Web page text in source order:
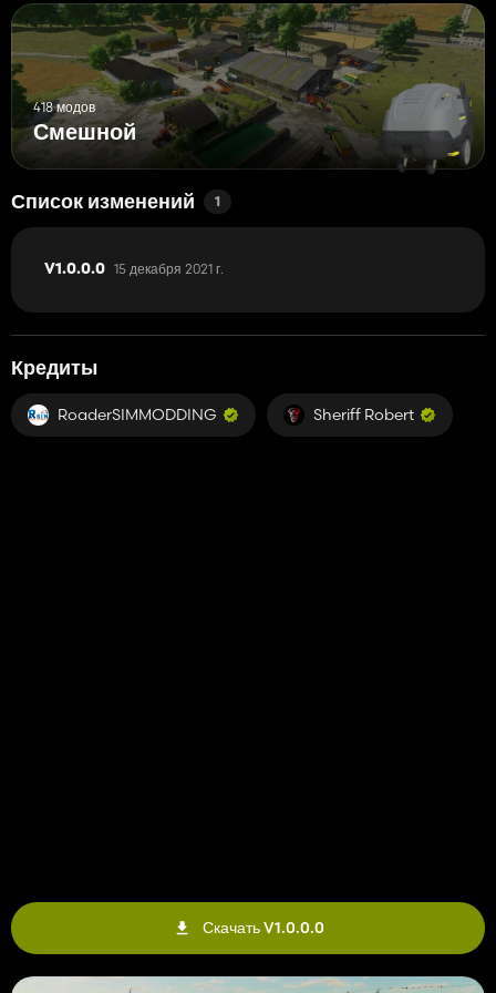
418 модов
Смешной
Список изменений 1
V1.0.0.0 15 декабря 2021 г.
Кредиты
RoaderSIMMODDING Sheriff Robert
Скачать V1.0.0.0